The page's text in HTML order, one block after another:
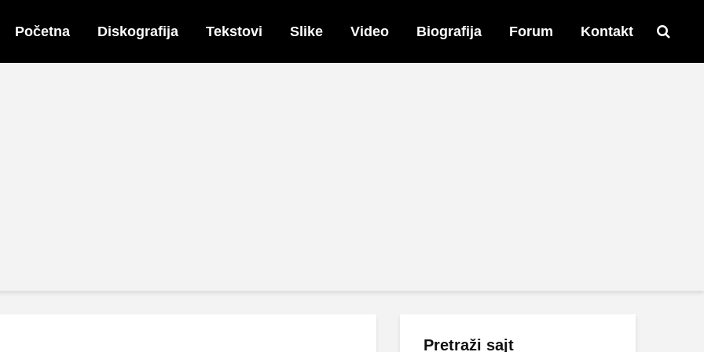
Početna Diskografija Tekstovi Slike Video Biografija Forum Kontakt
Pretraži sajt